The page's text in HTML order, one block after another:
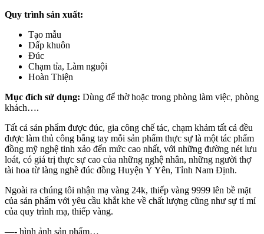
Quy trình sản xuất:
Tạo mẫu
Dấp khuôn
Đúc
Chạm tỉa, Làm nguội
Hoàn Thiện
Mục đích sử dụng: Dùng để thờ hoặc trong phòng làm việc, phòng
khách….
Tất cả sản phẩm được đúc, gia công chế tác, chạm khảm tất cả đều
được làm thủ công bằng tay mỗi sản phẩm thực sự là một tác phẩm
đồng mỹ nghệ tinh xảo đến mức cao nhất, với những đường nét lưu
loát, có giá trị thực sự cao của những nghệ nhân, những người thợ
tài hoa từ làng nghề đúc đồng Huyện Ý Yên, Tỉnh Nam Định.
Ngoài ra chúng tôi nhận mạ vàng 24k, thiếp vàng 9999 lên bề mặt
của sản phẩm với yêu cầu khắt khe về chất lượng cũng như sự tỉ mỉ
của quy trình mạ, thiếp vàng.
—- hình ảnh sản phẩm…